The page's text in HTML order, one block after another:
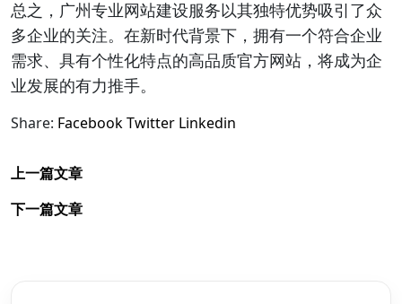
总之，广州专业网站建设服务以其独特优势吸引了众
多企业的关注。在新时代背景下，拥有一个符合企业
需求、具有个性化特点的高品质官方网站，将成为企
业发展的有力推手。
Share: FacebookTwitter Linkedin
上一篇文章
下一篇文章